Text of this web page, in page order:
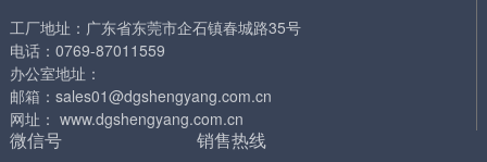
工厂地址：广东省东莞市企石镇春城路35号
电话：0769-87011559
办公室地址：
邮箱：sales01@dgshengyang.com.cn
网址： www.dgshengyang.com.cn
微信号 销售热线